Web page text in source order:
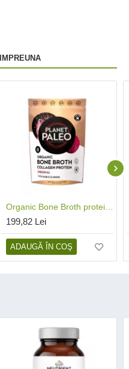
199,82 Lei
ADAUGĂ ÎN COŞ